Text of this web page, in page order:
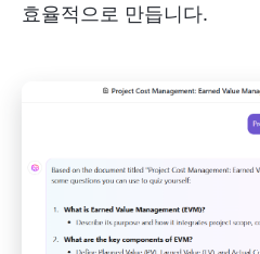
효율적으로 만듭니다.